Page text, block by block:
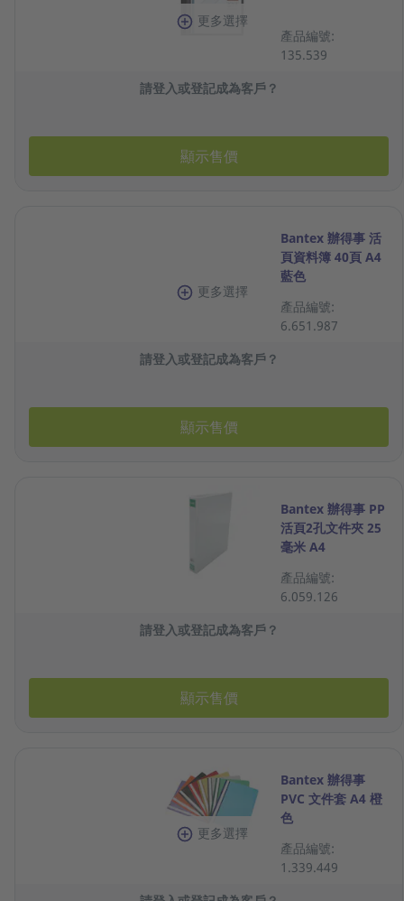
更多選擇
產品編號:
135.539
請登入或登記成為客戶？
顯示售價
更多選擇
Bantex 辦得事 活
頁資料簿 40頁 A4
藍色
產品編號:
6.651.987
請登入或登記成為客戶？
顯示售價
Bantex 辦得事 PP
活頁2孔文件夾 25
毫米 A4
產品編號:
6.059.126
請登入或登記成為客戶？
顯示售價
更多選擇
Bantex 辦得事
PVC 文件套 A4 橙
色
產品編號:
1.339.449